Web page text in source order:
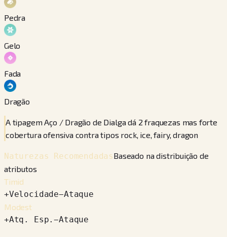
Pedra
Gelo
Fada
Dragão
A tipagem Aço / Dragão de Dialga dá 2 fraquezas mas forte
cobertura ofensiva contra tipos rock, ice, fairy, dragon
Naturezas RecomendadasBaseado na distribuição de
atributos
Timid
+Velocidade−Ataque
Modest
+Atq. Esp.−Ataque